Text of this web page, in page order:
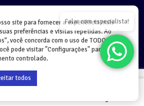
Quilombo, Villa Grecco
site para fornecer a experiência mais
preferências e visitas repetidas. Ao
você concorda com o uso de TODOS os
pode visitar "Configurações" para
controlado.
todos
Falar com especialista!